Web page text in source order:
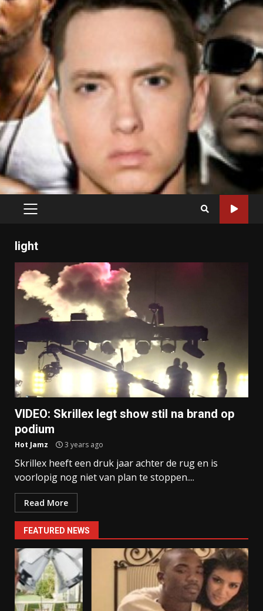
PRIMARY
light
VIDEO: Skrillex legt show stil na brand op
podium
Hot Jamz 3 years ago
Skrillex heeft een druk jaar achter de rug en is
voorlopig nog niet van plan te stoppen....
Read More
FEATURED NEWS